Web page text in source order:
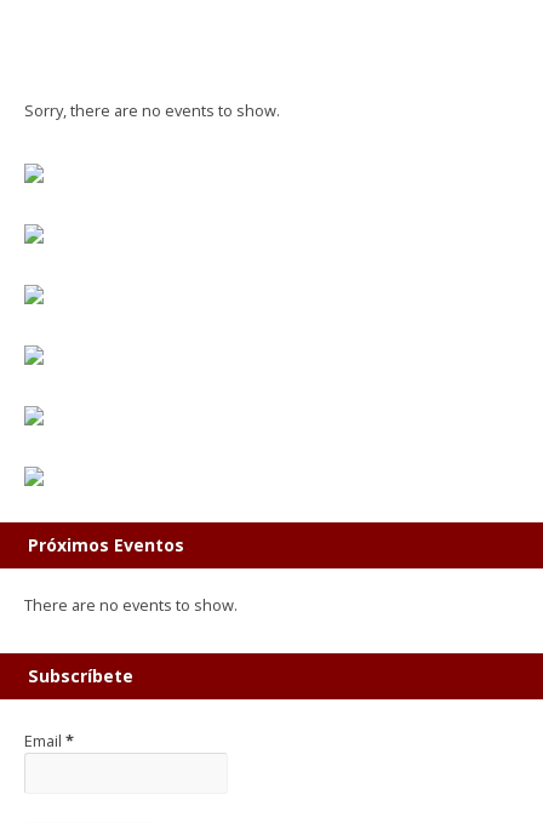
Sorry, there are no events to show.
Próximos Eventos
There are no events to show.
Subscríbete
Email *